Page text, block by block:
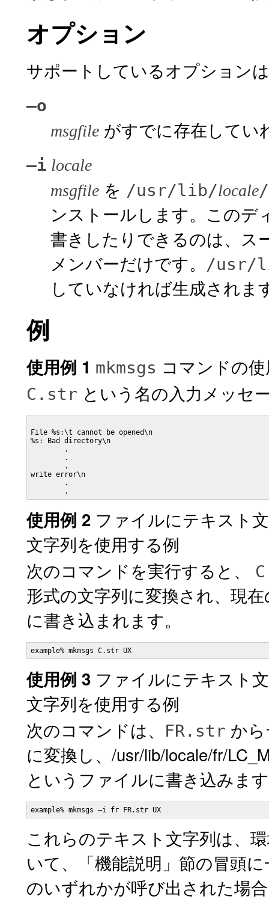
オプション
サポートしているオプション
–o
msgfile がすでに存在してい
–i locale
msgfile を /usr/lib/locale/
ンストールします。このデ
書きしたりできるのは、ス
メンバーだけです。
/usr/
していなければ生成されま
例
使用例 1 mkmsgs コマンドの
C.str という名の入力メッセ
File %s:\t cannot be opened\n
%s: Bad directory\n
write error\n
	.
使用例 2 ファイルにテキスト
文字列を使用する例
次のコマンドを実行すると、
形式の文字列に変換され、現
に書き込まれます。
example% mkmsgs C.str UX
使用例 3 ファイルにテキスト
文字列を使用する例
次のコマンドは、
FR.str か
に変換し、/usr/lib/locale/fr/
というファイルに書き込みま
example% mkmsgs –i fr FR.str UX
これらのテキスト文字列は、
いて、「機能説明」節の冒頭
のいずれかが呼び出された場